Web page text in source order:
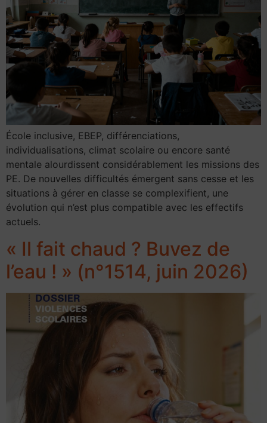
École inclusive, EBEP, différenciations,
individualisations, climat scolaire ou encore santé
mentale alourdissent considérablement les missions des
PE. De nouvelles difficultés émergent sans cesse et les
situations à gérer en classe se complexifient, une
évolution qui n’est plus compatible avec les effectifs
actuels.
« Il fait chaud ? Buvez de
l’eau ! » (n°1514, juin 2026)